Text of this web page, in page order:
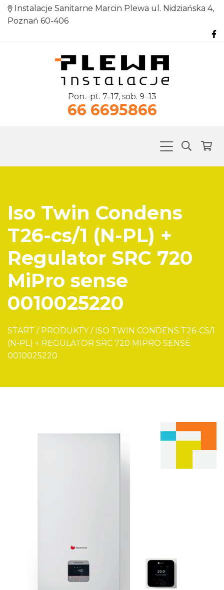
Instalacje Sanitarne Marcin Plewa ul. Nidziańska 4,
Poznań 60-406
Pon.–pt. 7–17, sob. 9–13
66 6695866
Iso Twin Condens
T26-cs/1 (N-PL) +
Regulator SRC 720
MiPro sense
0010025220
START / PRODUKTY / ISO TWIN CONDENS T26-CS/1
(N-PL) + REGULATOR SRC 720 MIPRO SENSE
0010025220